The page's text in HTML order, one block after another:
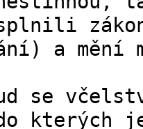
a mění
se
kterých